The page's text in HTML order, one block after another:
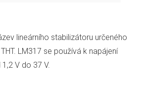
lineárního stabilizátoru určeného
LM317 se používá k napájení
V do 37 V.